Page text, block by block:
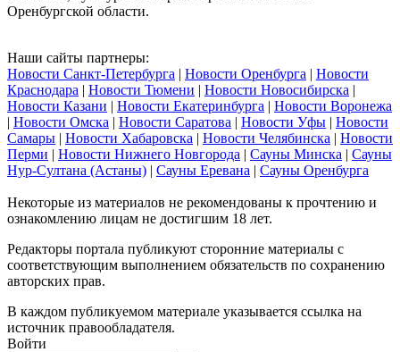
Оренбургской области.
Наши сайты партнеры:
Новости Санкт-Петербурга | Новости Оренбурга | Новости
Краснодара | Новости Тюмени | Новости Новосибирска |
Новости Казани | Новости Екатеринбурга | Новости Воронежа
| Новости Омска | Новости Саратова | Новости Уфы | Новости
Самары | Новости Хабаровска | Новости Челябинска | Новости
Перми | Новости Нижнего Новгорода | Сауны Минска | Сауны
Нур-Султана (Астаны) | Сауны Еревана | Сауны Оренбурга
Некоторые из материалов не рекомендованы к прочтению и
ознакомлению лицам не достигшим 18 лет.
Редакторы портала публикуют сторонние материалы с
соответствующим выполнением обязательств по сохранению
авторских прав.
В каждом публикуемом материале указывается ссылка на
источник правообладателя.
Войти